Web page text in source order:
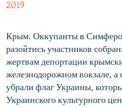
2019
Крым. Оккупанты в
разойтись участников
жертвам депортации
железнодорожном вокзале, а
убрали флаг Украины,
Украинского культурного